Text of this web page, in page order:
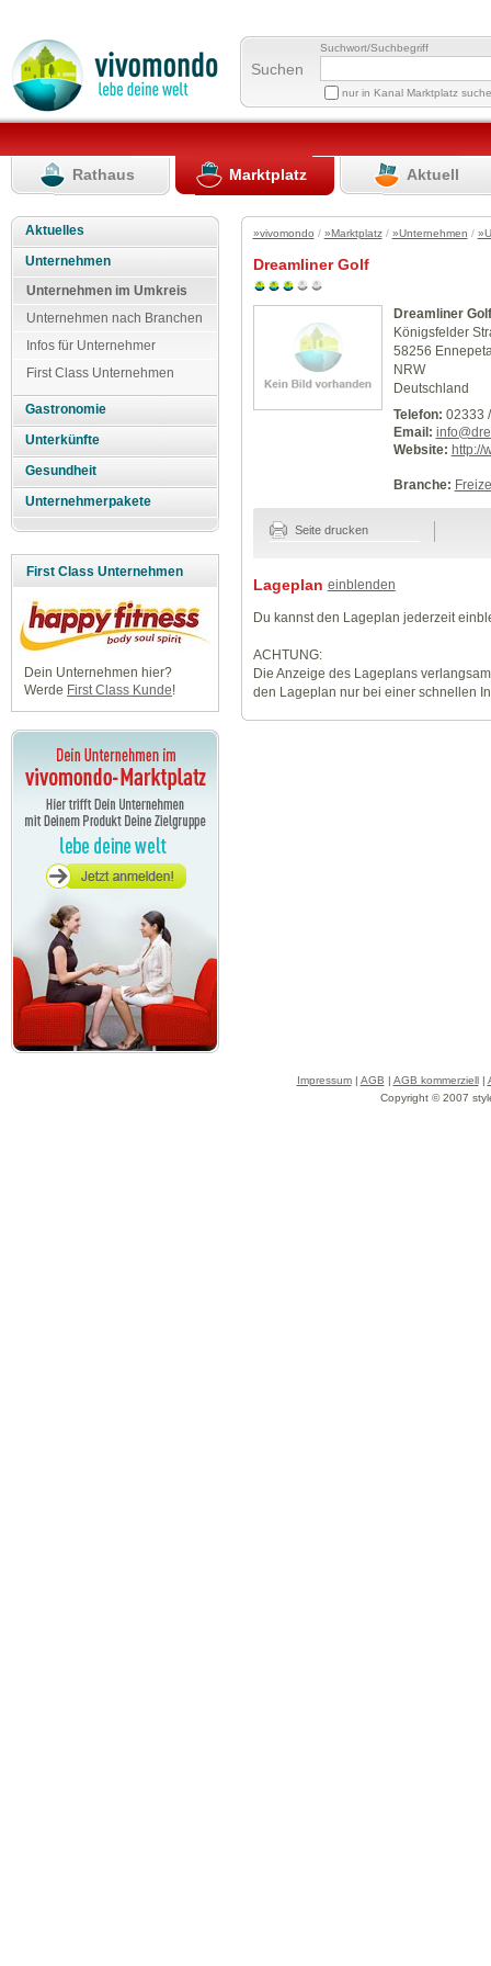
Suchen
Suchwort/Suchbegriff
nur in Kanal Marktplatz
Rathaus Marktplatz Aktuell
Aktuelles
Unternehmen
Unternehmen im Umkreis
Unternehmen nach Branchen
Infos für Unternehmer
First Class Unternehmen
Gastronomie
Unterkünfte
Gesundheit
Unternehmerpakete
First Class Unternehmen
Dein Unternehmen hier?
Werde First Class Kunde!
»vivomondo / »Marktplatz/ »Unternehmen /
Dreamliner Golf
Dreamliner Golf
Königsfelder
58256
NRW
Deutschland
Telefon: 02333
Email:
Website: http://
Branche:
Seite drucken
Lageplan einblenden
Du kannst den Lageplan jederzeit
ACHTUNG:
Die Anzeige des Lageplans
den Lageplan nur bei einer schnellen
Impressum| AGB | AGB kommerziell|
Copyright © 2007